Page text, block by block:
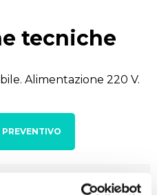
tecniche
Alimentazione 220 V.